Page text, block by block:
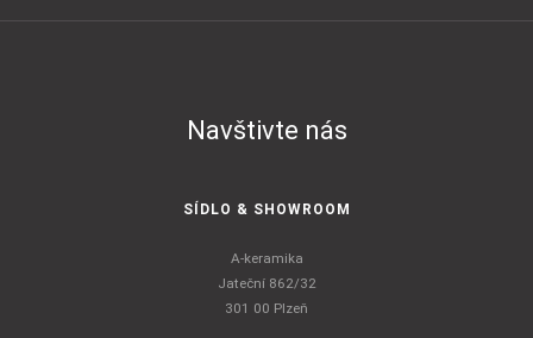
Navštivte nás
SÍDLO & SHOWROOM
A-keramika
Jateční 862/32
301 00 Plzeň